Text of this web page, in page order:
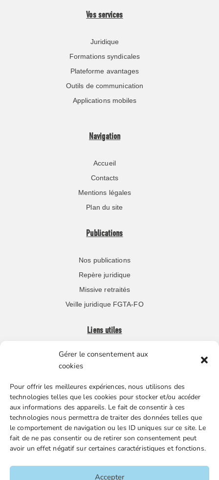
Gérer le consentement aux
cookies
Pour offrir les meilleures expériences, nous utilisons des
technologies telles que les cookies pour stocker et/ou accéder
aux informations des appareils. Le fait de consentir à ces
technologies nous permettra de traiter des données telles que
le comportement de navigation ou les ID uniques sur ce site. Le
fait de ne pas consentir ou de retirer son consentement peut
avoir un effet négatif sur certaines caractéristiques et fonctions.
Accepter
Vos services
Juridique
Formations syndicales
Plateforme avantages
Outils de communication
Applications mobiles
Navigation
Accueil
Contacts
Mentions légales
Plan du site
Publications
Nos publications
Repère juridique
Missive retraités
Veille juridique FGTA-FO
Liens utiles
Boutique en ligne
Nos partenaires
Gestion des cookies
FGTA-FO / 15 avenue Victor Hugo – 92170 Vanves / 01 86